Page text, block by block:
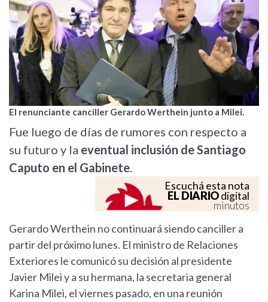
El renunciante canciller Gerardo Werthein junto a Milei.
Fue luego de días de rumores con respecto a
su futuro y la eventual inclusión de Santiago
Caputo en el Gabinete.
Escuchá esta nota
EL DIARIOdigital
minutos
Gerardo Werthein no continuará siendo canciller a
partir del próximo lunes. El ministro de Relaciones
Exteriores le comunicó su decisión al presidente
Javier Milei y a su hermana, la secretaria general
Karina Milei, el viernes pasado, en una reunión